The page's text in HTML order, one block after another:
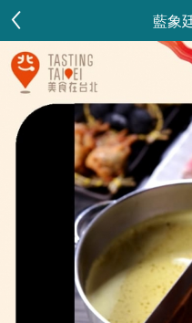
藍象